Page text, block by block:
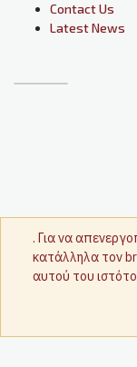
Contact Us
Latest News
. Για να
κατάλληλα τον
αυτού του